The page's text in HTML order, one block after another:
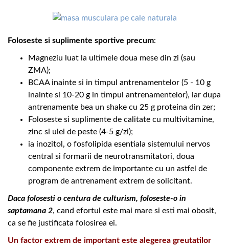
Foloseste si suplimente sportive precum:
Magneziu luat la ultimele doua mese din zi (sau
ZMA);
BCAA inainte si in timpul antrenamentelor (5 - 10 g
inainte si 10-20 g in timpul antrenamentelor), iar dupa
antrenamente bea un shake cu 25 g proteina din zer;
Foloseste si suplimente de calitate cu multivitamine,
zinc si ulei de peste (4-5 g/zi);
ia inozitol, o fosfolipida esentiala sistemului nervos
central si formarii de neurotransmitatori, doua
componente extrem de importante cu un astfel de
program de antrenament extrem de solicitant.
Daca folosesti o centura de culturism, foloseste-o in
saptamana 2, cand efortul este mai mare si esti mai obosit,
ca se fie justificata folosirea ei.
Un factor extrem de important este alegerea greutatilor